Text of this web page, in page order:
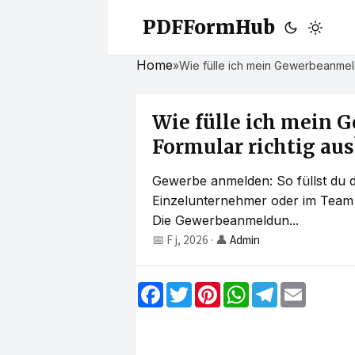
PDFFormHub
Home»Wie fülle ich mein
Wie fülle ich mein
Formular richtig
Gewerbe anmelden: So füllst du
Einzelunternehmer oder im
Die Gewerbeanmeldun...
📅 F j, 2026 · 👤 Admin
F
a
T
w
P
W
h
T
e